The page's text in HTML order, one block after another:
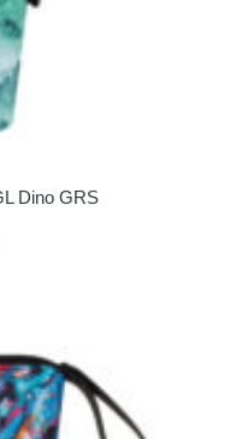
Dino GRS